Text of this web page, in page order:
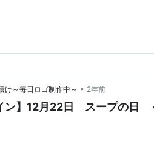
け～毎日ロゴ制作中～ • 2年前
ン】12月22日 スープの日